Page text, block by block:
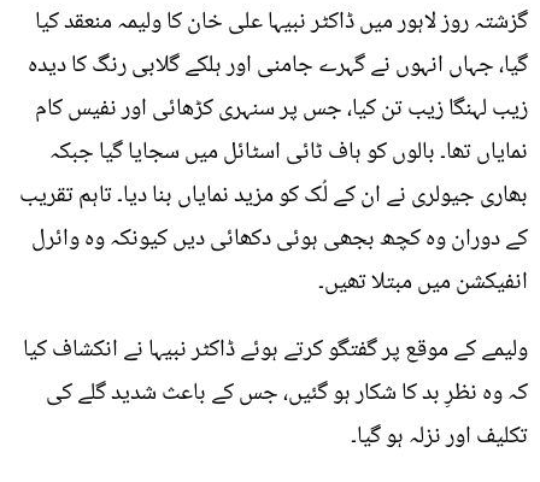
گزشتہ روز لاہور میں ڈاکٹر نبیہا علی خان کا ولیمہ منعقد کیا
گیا، جہاں انہوں نے گہرے جامنی اور ہلکے گلابی رنگ کا دیدہ
زیب لہنگا زیب تن کیا، جس پر سنہری کڑھائی اور نفیس کام
نمایاں تھا۔ بالوں کو ہاف ٹائی اسٹائل میں سجایا گیا جبکہ
بھاری جیولری نے ان کے لُک کو مزید نمایاں بنا دیا۔ تاہم تقریب
کے دوران وہ کچھ بجھی ہوئی دکھائی دیں کیونکہ وہ وائرل
انفیکشن میں مبتلا تھیں۔
ولیمے کے موقع پر گفتگو کرتے ہوئے ڈاکٹر نبیہا نے انکشاف کیا
کہ وہ نظرِ بد کا شکار ہو گئیں، جس کے باعث شدید گلے کی
تکلیف اور نزلہ ہو گیا۔